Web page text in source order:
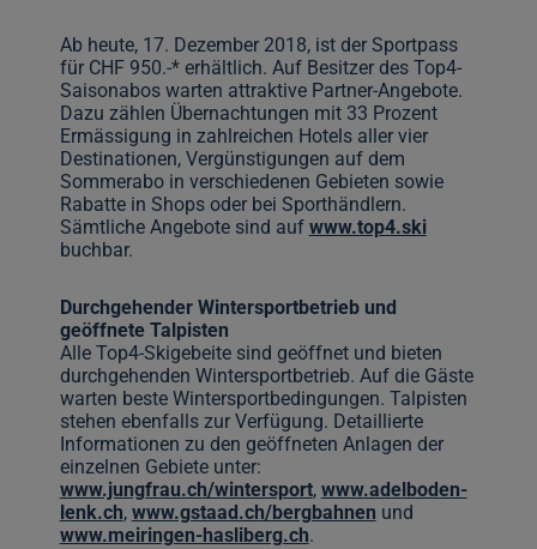
Ab heute, 17. Dezember 2018, ist der Sportpass
für CHF 950.-* erhältlich. Auf Besitzer des Top4-
Saisonabos warten attraktive Partner-Angebote.
Dazu zählen Übernachtungen mit 33 Prozent
Ermässigung in zahlreichen Hotels aller vier
Destinationen, Vergünstigungen auf dem
Sommerabo in verschiedenen Gebieten sowie
Rabatte in Shops oder bei Sporthändlern.
Sämtliche Angebote sind auf www.top4.ski
buchbar.
Durchgehender Wintersportbetrieb und
geöffnete Talpisten
Alle Top4-Skigebeite sind geöffnet und bieten
durchgehenden Wintersportbetrieb. Auf die Gäste
warten beste Wintersportbedingungen. Talpisten
stehen ebenfalls zur Verfügung. Detaillierte
Informationen zu den geöffneten Anlagen der
einzelnen Gebiete unter:
www.jungfrau.ch/wintersport, www.adelboden-
lenk.ch, www.gstaad.ch/bergbahnen und
www.meiringen-hasliberg.ch.